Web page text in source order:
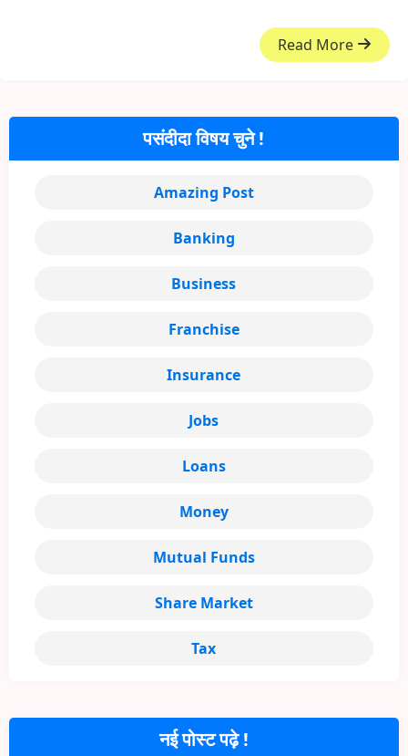
Read More
नई पोस्ट पढ़े !
पसंदीदा विषय चुने !
Amazing Post
Banking
Business
Franchise
Insurance
Jobs
Loans
Money
Mutual Funds
Share Market
Tax